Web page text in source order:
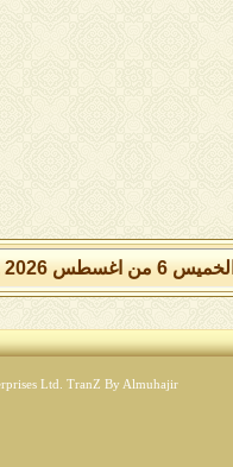
الخميس 6 من اغسطس 2026 , الساعة الان 08:37:18 صباحاً.
Ltd. TranZ By Almuhajir